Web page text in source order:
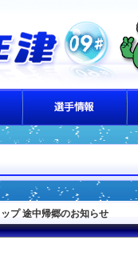
プ 途中帰郷のお知らせ